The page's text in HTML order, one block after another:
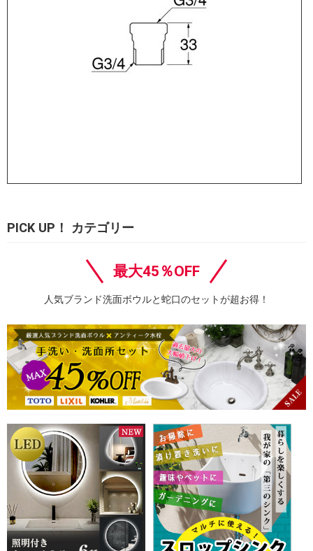
PICK UP！ カテゴリー
最大45％OFF
人気ブランド洗面ボウルと蛇口のセットが超お得！